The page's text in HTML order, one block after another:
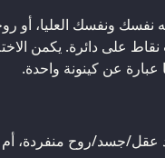
ونفسك العليا، أو
نقاط على دائرة. يكمن
عن كينونة واحدة.
عقل/جسد/روح منفردة،